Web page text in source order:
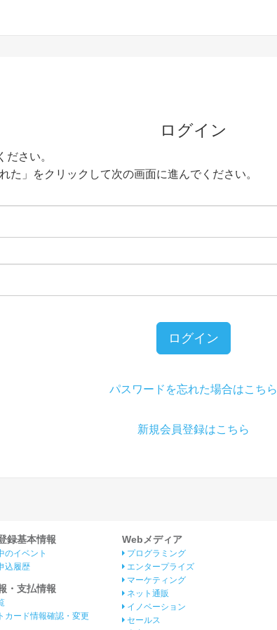
ログイン
さい。
た」をクリックして次の画面に進んでください。
ログイン
パスワードを忘れた場合はこちら
新規会員登録はこちら
録基本情報
のイベント
込履歴
・支払情報
カード情報確認・変更
Webメディア
プログラミング
エンタープライズ
マーケティング
ネット通販
イノベーション
セールス